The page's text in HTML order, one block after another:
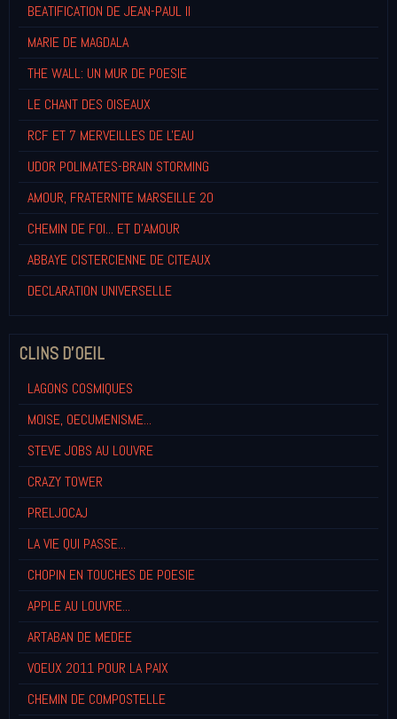
BEATIFICATION DE JEAN-PAUL II
MARIE DE MAGDALA
THE WALL: UN MUR DE POESIE
LE CHANT DES OISEAUX
RCF ET 7 MERVEILLES DE L'EAU
UDOR POLIMATES-BRAIN STORMING
AMOUR, FRATERNITE MARSEILLE 20
CHEMIN DE FOI... ET D'AMOUR
ABBAYE CISTERCIENNE DE CITEAUX
DECLARATION UNIVERSELLE
CLINS D'OEIL
LAGONS COSMIQUES
MOISE, OECUMENISME...
STEVE JOBS AU LOUVRE
CRAZY TOWER
PRELJOCAJ
LA VIE QUI PASSE...
CHOPIN EN TOUCHES DE POESIE
APPLE AU LOUVRE...
ARTABAN DE MEDEE
VOEUX 2011 POUR LA PAIX
CHEMIN DE COMPOSTELLE